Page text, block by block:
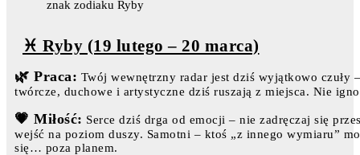
znak zodiaku Ryby
♓ Ryby (19 lutego – 20 marca)
🌿 Praca: Twój wewnętrzny radar jest dziś wyjątkowo czuły
twórcze, duchowe i artystyczne dziś ruszają z miejsca. Nie
💗 Miłość: Serce dziś drga od emocji – nie zadręczaj się
wejść na poziom duszy. Samotni – ktoś „z innego wymiaru”
się… poza planem.